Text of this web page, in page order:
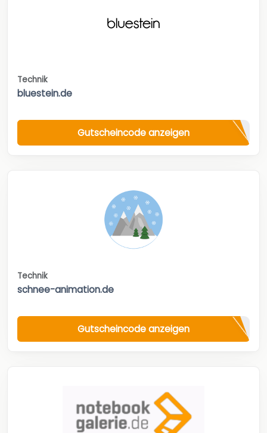
Technik
bluestein.de
Gutscheincode anzeigen
Technik
schnee-animation.de
Gutscheincode anzeigen